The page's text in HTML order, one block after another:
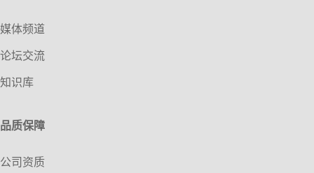
媒体频道
论坛交流
知识库
品质保障
公司资质